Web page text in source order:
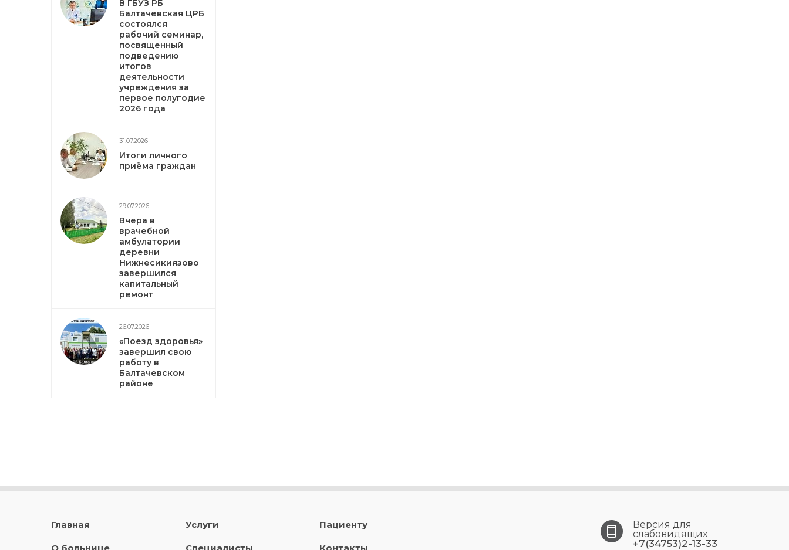
В ГБУЗ РБ
Балтачевская ЦРБ
состоялся
рабочий семинар,
посвященный
подведению
итогов
деятельности
учреждения за
первое полугодие
2026 года
31.07.2026
Итоги личного
приёма граждан
29.07.2026
Вчера в
врачебной
амбулатории
деревни
Нижнесикиязово
завершился
капитальный
ремонт
26.07.2026
«Поезд здоровья»
завершил свою
работу в
Балтачевском
районе
Главная Услуги Пациенту
Версия для
слабовидящих
+7(34753)2-13-33